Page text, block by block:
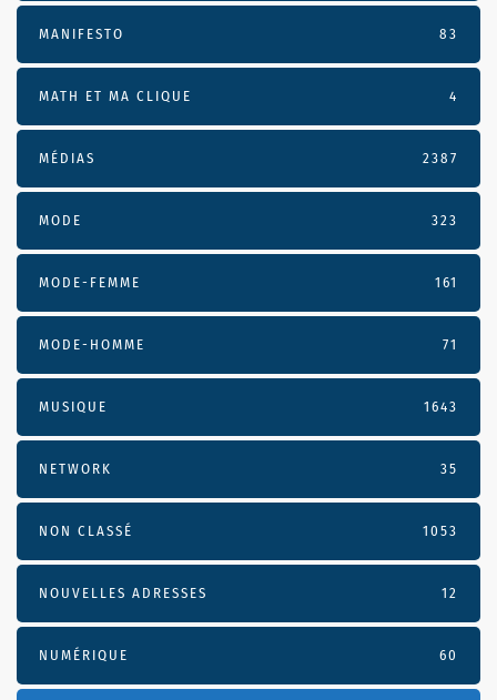
MANIFESTO 83
MATH ET MA CLIQUE 4
MÉDIAS 2387
MODE 323
MODE-FEMME 161
MODE-HOMME 71
MUSIQUE 1643
NETWORK 35
NON CLASSÉ 1053
NOUVELLES ADRESSES 12
NUMÉRIQUE 60